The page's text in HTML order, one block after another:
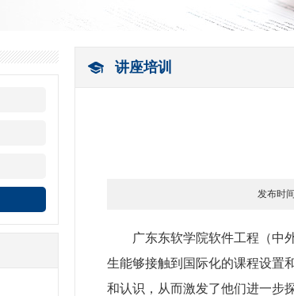
讲座培训
发布时
广东东软学院软件工程（中
生能够接触到国际化的课程设置
和认识，从而激发了他们进一步